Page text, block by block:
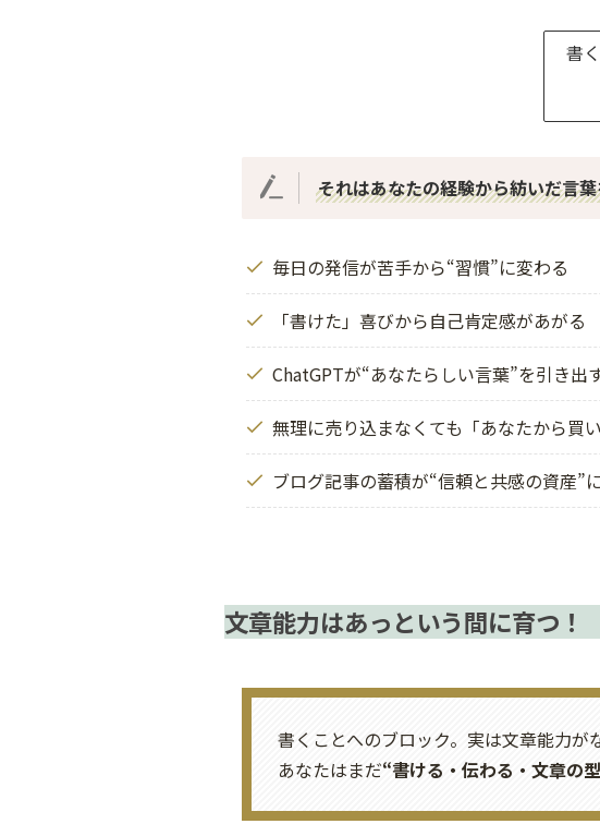
書
それはあなたの経験から紡いだ言
毎日の発信が苦手から“習慣”に変わる
「書けた」喜びから自己肯定感があがる
ChatGPTが“あなたらしい言葉”を引き出
無理に売り込まなくても「あなたから買
ブログ記事の蓄積が“信頼と共感の資産”
文章能力はあっという間に育つ！
書くことへのブロック。実は文章能力が
あなたはまだ“書ける・伝わる・文章の